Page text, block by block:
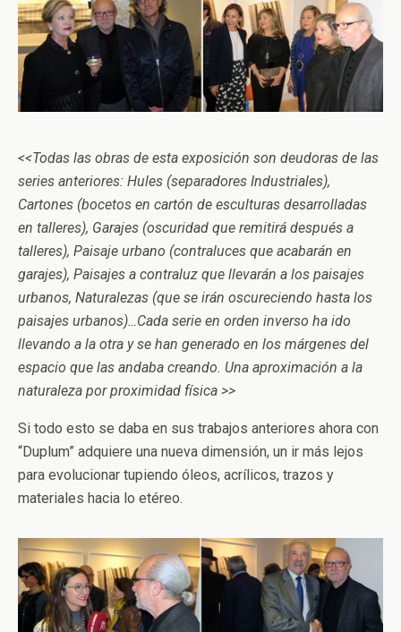
<<Todas las obras de esta exposición son deudoras de las
series anteriores: Hules (separadores Industriales),
Cartones (bocetos en cartón de esculturas desarrolladas
en talleres), Garajes (oscuridad que remitirá después a
talleres), Paisaje urbano (contraluces que acabarán en
garajes), Paisajes a contraluz que llevarán a los paisajes
urbanos, Naturalezas (que se irán oscureciendo hasta los
paisajes urbanos)…Cada serie en orden inverso ha ido
llevando a la otra y se han generado en los márgenes del
espacio que las andaba creando. Una aproximación a la
naturaleza por proximidad física >>
Si todo esto se daba en sus trabajos anteriores ahora con
“Duplum” adquiere una nueva dimensión, un ir más lejos
para evolucionar tupiendo óleos, acrílicos, trazos y
materiales hacia lo etéreo.